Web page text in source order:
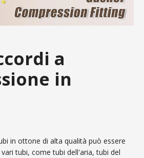
a
in
in ottone di alta qualità può essere
tubi, come tubi dell'aria, tubi del